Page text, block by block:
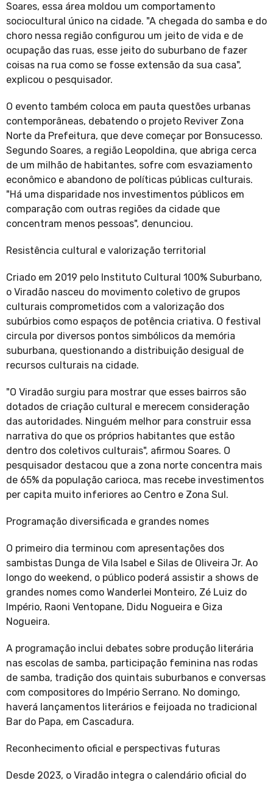
Soares, essa área moldou um comportamento
sociocultural único na cidade. "A chegada do samba e do
choro nessa região configurou um jeito de vida e de
ocupação das ruas, esse jeito do suburbano de fazer
coisas na rua como se fosse extensão da sua casa",
explicou o pesquisador.
O evento também coloca em pauta questões urbanas
contemporâneas, debatendo o projeto Reviver Zona
Norte da Prefeitura, que deve começar por Bonsucesso.
Segundo Soares, a região Leopoldina, que abriga cerca
de um milhão de habitantes, sofre com esvaziamento
econômico e abandono de políticas públicas culturais.
"Há uma disparidade nos investimentos públicos em
comparação com outras regiões da cidade que
concentram menos pessoas", denunciou.
Resistência cultural e valorização territorial
Criado em 2019 pelo Instituto Cultural 100% Suburbano,
o Viradão nasceu do movimento coletivo de grupos
culturais comprometidos com a valorização dos
subúrbios como espaços de potência criativa. O festival
circula por diversos pontos simbólicos da memória
suburbana, questionando a distribuição desigual de
recursos culturais na cidade.
"O Viradão surgiu para mostrar que esses bairros são
dotados de criação cultural e merecem consideração
das autoridades. Ninguém melhor para construir essa
narrativa do que os próprios habitantes que estão
dentro dos coletivos culturais", afirmou Soares. O
pesquisador destacou que a zona norte concentra mais
de 65% da população carioca, mas recebe investimentos
per capita muito inferiores ao Centro e Zona Sul.
Programação diversificada e grandes nomes
O primeiro dia terminou com apresentações dos
sambistas Dunga de Vila Isabel e Silas de Oliveira Jr. Ao
longo do weekend, o público poderá assistir a shows de
grandes nomes como Wanderlei Monteiro, Zé Luiz do
Império, Raoni Ventopane, Didu Nogueira e Giza
Nogueira.
A programação inclui debates sobre produção literária
nas escolas de samba, participação feminina nas rodas
de samba, tradição dos quintais suburbanos e conversas
com compositores do Império Serrano. No domingo,
haverá lançamentos literários e feijoada no tradicional
Bar do Papa, em Cascadura.
Reconhecimento oficial e perspectivas futuras
Desde 2023, o Viradão integra o calendário oficial do